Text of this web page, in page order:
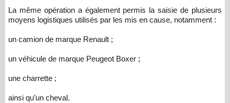
La même opération a également permis la saisie de plusieurs
moyens logistiques utilisés par les mis en cause, notamment :
un camion de marque Renault ;
un véhicule de marque Peugeot Boxer ;
une charrette ;
ainsi qu’un cheval.